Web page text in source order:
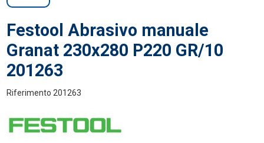
Festool Abrasivo manuale
Granat 230x280 P220 GR/10
201263
Riferimento 201263